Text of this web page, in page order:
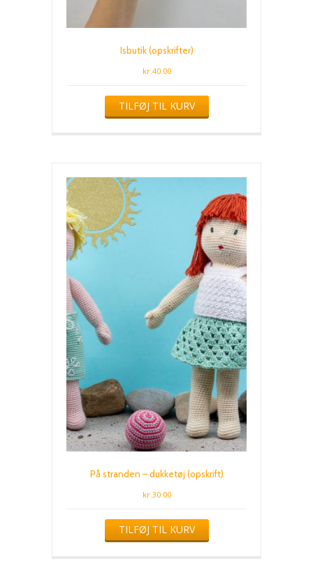
Isbutik (opskrifter)
kr. 40.00
TILFØJ TIL KURV
På stranden – dukketøj (opskrift)
kr. 30.00
TILFØJ TIL KURV